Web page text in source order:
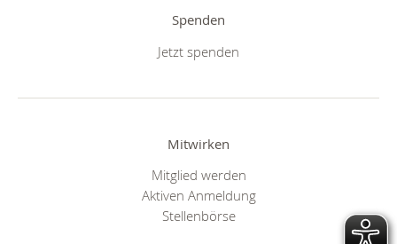
Spenden
Jetzt spenden
Mitwirken
Mitglied werden
Aktiven Anmeldung
Stellenbörse